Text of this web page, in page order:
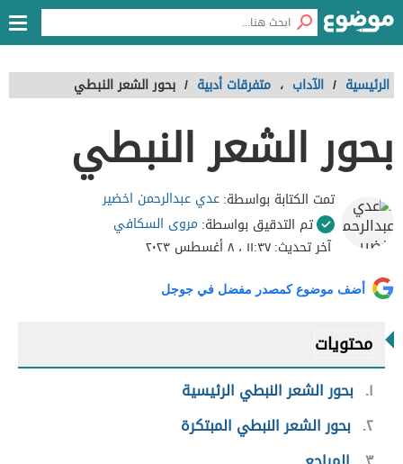
الرئيسية / الآداب ، متفرقات أدبية / بحور الشعر النبطي
بحور الشعر النبطي
تمت الكتابة بواسطة:عدي عبدالرحمن اخضير
تم التدقيق بواسطة: مروى السكافي
آخر تحديث:١١:٣٧ ، ٨ أغسطس ٢٠٢٣
أضف موضوع كمصدر مفضل في جوجل
محتويات
١ بحور الشعر النبطي الرئيسية
٢ بحور الشعر النبطي المبتكرة